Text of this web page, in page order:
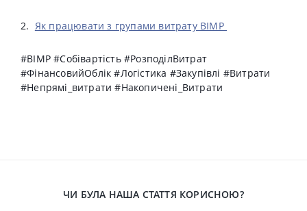
2. Як працювати з групами витрату BIMP
#BIMP #Собівартість #РозподілВитрат
#ФінансовийОблік #Логістика #Закупівлі #Витрати
#Непрямі_витрати #Накопичені_Витрати
ЧИ БУЛА НАША СТАТТЯ КОРИСНОЮ?